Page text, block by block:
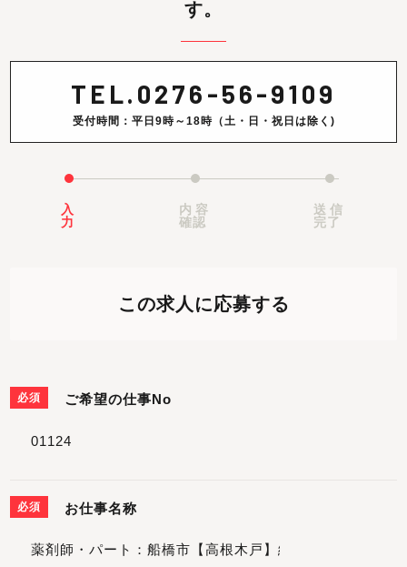
す。
TEL. 0276-56-9109
受付時間：平日9時～18時（土・日・祝日は除く)
入
力
内容
確認
送信
完了
この求人に応募する
必須 ご希望の仕事No
必須 お仕事名称